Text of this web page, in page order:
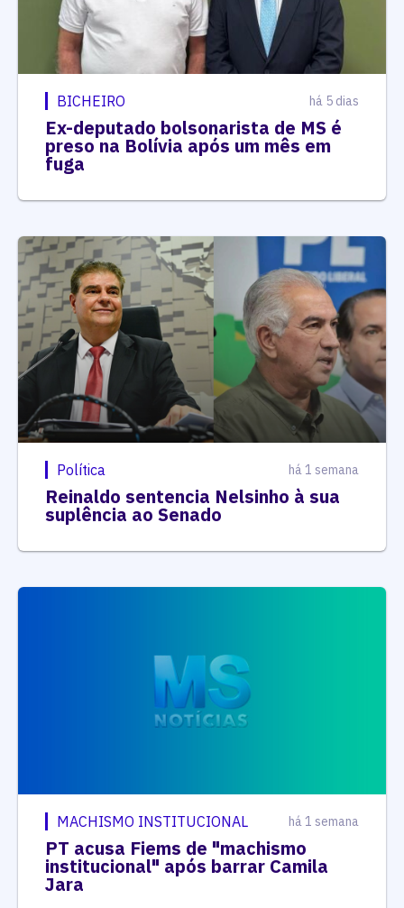
BICHEIRO há 5 dias
Ex-deputado bolsonarista de MS é
preso na Bolívia após um mês em
fuga
Política há 1 semana
Reinaldo sentencia Nelsinho à sua
suplência ao Senado
MACHISMO INSTITUCIONAL há 1 semana
PT acusa Fiems de "machismo
institucional" após barrar Camila
Jara